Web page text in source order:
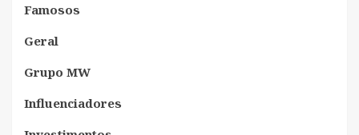
Famosos
Geral
Grupo MW
Influenciadores